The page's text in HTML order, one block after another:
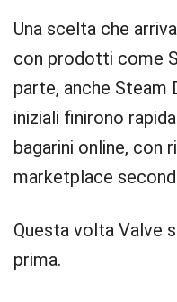
Una scelta che
con prodotti come
parte, anche Steam
iniziali finirono
bagarini online, con
marketplace
Questa volta Valve
prima.